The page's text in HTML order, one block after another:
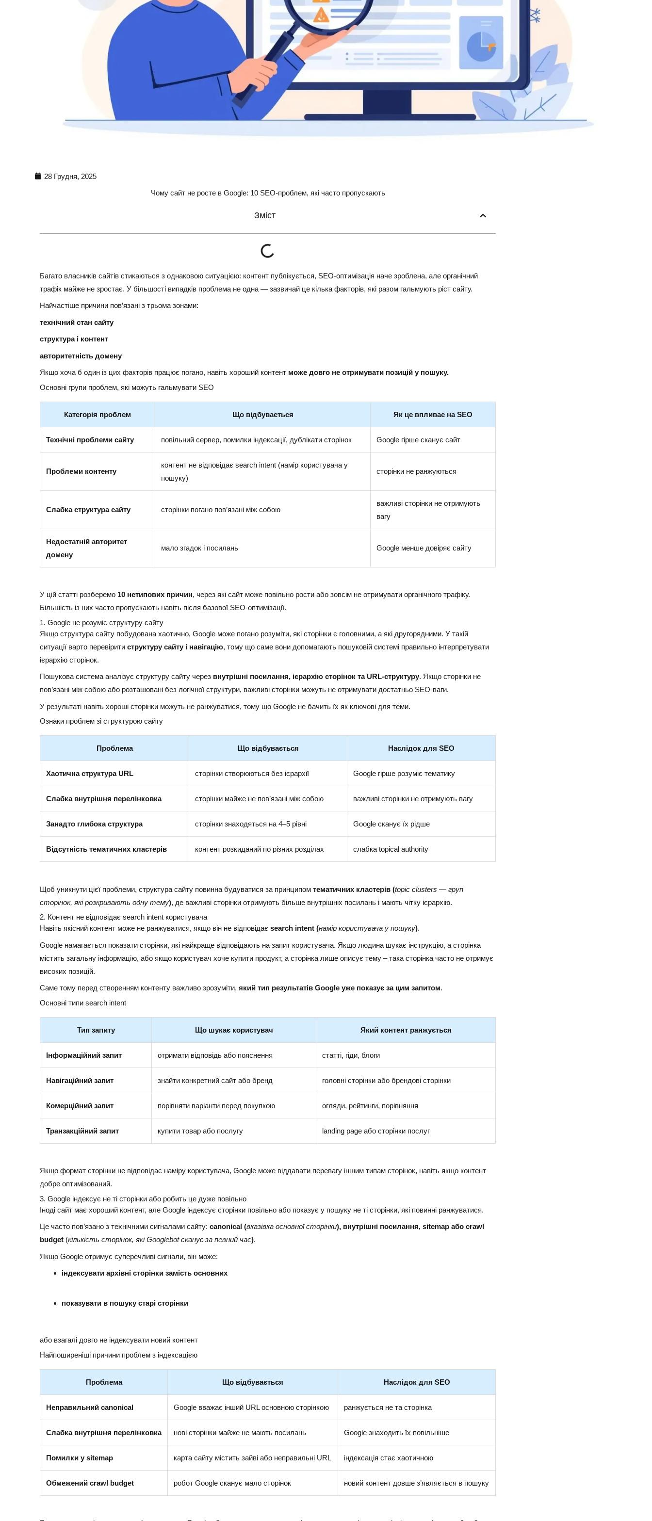
28 Грудня, 2025
Чому сайт не росте в Google: 10 SEO-проблем, які часто пропускають
Зміст
Багато власників сайтів стикаються з однаковою ситуацією: контент публікується, SEO-оптимізація наче зроблена, але органічний
трафік майже не зростає. У більшості випадків проблема не одна — зазвичай це кілька факторів, які разом гальмують ріст сайту.
Найчастіше причини пов’язані з трьома зонами:
технічний стан сайту
структура і контент
авторитетність домену
Якщо хоча б один із цих факторів працює погано, навіть хороший контент може довго не отримувати позицій у пошуку.
Основні групи проблем, які можуть гальмувати SEO
Категорія проблем Що відбувається Як це впливає на SEO
Технічні проблеми сайту повільний сервер, помилки індексації, дублікати сторінок Google гірше сканує сайт
Проблеми контенту
контент не відповідає search intent (намір користувача у
пошуку)
сторінки не ранжуються
Слабка структура сайту сторінки погано пов’язані між собою
важливі сторінки не отримують
вагу
Недостатній авторитет
домену
мало згадок і посилань Google менше довіряє сайту
У цій статті розберемо 10 нетипових причин, через які сайт може повільно рости або зовсім не отримувати органічного трафіку.
Більшість із них часто пропускають навіть після базової SEO-оптимізації.
1. Google не розуміє структуру сайту
Якщо структура сайту побудована хаотично, Google може погано розуміти, які сторінки є головними, а які другорядними. У такій
ситуації варто перевірити структуру сайту і навігацію, тому що саме вони допомагають пошуковій системі правильно інтерпретувати
ієрархію сторінок.
Пошукова система аналізує структуру сайту через внутрішні посилання, ієрархію сторінок та URL-структуру. Якщо сторінки не
пов’язані між собою або розташовані без логічної структури, важливі сторінки можуть не отримувати достатньо SEO-ваги.
У результаті навіть хороші сторінки можуть не ранжуватися, тому що Google не бачить їх як ключові для теми.
Ознаки проблем зі структурою сайту
Проблема Що відбувається Наслідок для SEO
Хаотична структура URL сторінки створюються без ієрархії Google гірше розуміє тематику
Слабка внутрішня перелінковка сторінки майже не пов’язані між собою важливі сторінки не отримують вагу
Занадто глибока структура сторінки знаходяться на 4–5 рівні Google сканує їх рідше
Відсутність тематичних кластерів контент розкиданий по різних розділах слабка topical authority
Щоб уникнути цієї проблеми, структура сайту повинна будуватися за принципом тематичних кластерів (topic clusters — груп
сторінок, які розкривають одну тему), де важливі сторінки отримують більше внутрішніх посилань і мають чітку ієрархію.
2. Контент не відповідає search intent користувача
Навіть якісний контент може не ранжуватися, якщо він не відповідає search intent (намір користувача у пошуку).
Google намагається показати сторінки, які найкраще відповідають на запит користувача. Якщо людина шукає інструкцію, а сторінка
містить загальну інформацію, або якщо користувач хоче купити продукт, а сторінка лише описує тему – така сторінка часто не отримує
високих позицій.
Саме тому перед створенням контенту важливо зрозуміти, який тип результатів Google уже показує за цим запитом.
Основні типи search intent
Тип запиту Що шукає користувач Який контент ранжується
Інформаційний запит отримати відповідь або пояснення статті, гіди, блоги
Навігаційний запит знайти конкретний сайт або бренд головні сторінки або брендові сторінки
Комерційний запит порівняти варіанти перед покупкою огляди, рейтинги, порівняння
Транзакційний запит купити товар або послугу landing page або сторінки послуг
Якщо формат сторінки не відповідає наміру користувача, Google може віддавати перевагу іншим типам сторінок, навіть якщо контент
добре оптимізований.
3. Google індексує не ті сторінки або робить це дуже повільно
Іноді сайт має хороший контент, але Google індексує сторінки повільно або показує у пошуку не ті сторінки, які повинні ранжуватися.
Це часто пов’язано з технічними сигналами сайту: canonical (вказівка основної сторінки), внутрішні посилання, sitemap або crawl
budget (кількість сторінок, які Googlebot сканує за певний час).
Якщо Google отримує суперечливі сигнали, він може:
індексувати архівні сторінки замість основних
показувати в пошуку старі сторінки
або взагалі довго не індексувати новий контент
Найпоширеніші причини проблем з індексацією
Проблема Що відбувається Наслідок для SEO
Неправильний canonical Google вважає інший URL основною сторінкою ранжується не та сторінка
Слабка внутрішня перелінковка нові сторінки майже не мають посилань Google знаходить їх повільніше
Помилки у sitemap карта сайту містить зайві або неправильні URL індексація стає хаотичною
Обмежений crawl budget робот Google сканує мало сторінок новий контент довше з’являється в пошуку